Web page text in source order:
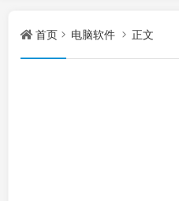
首页 电脑软件 正文